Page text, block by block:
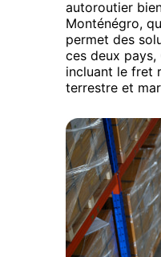
autoroutier
Monténégro,
permet des
ces deux
incluant le fret
terrestre et